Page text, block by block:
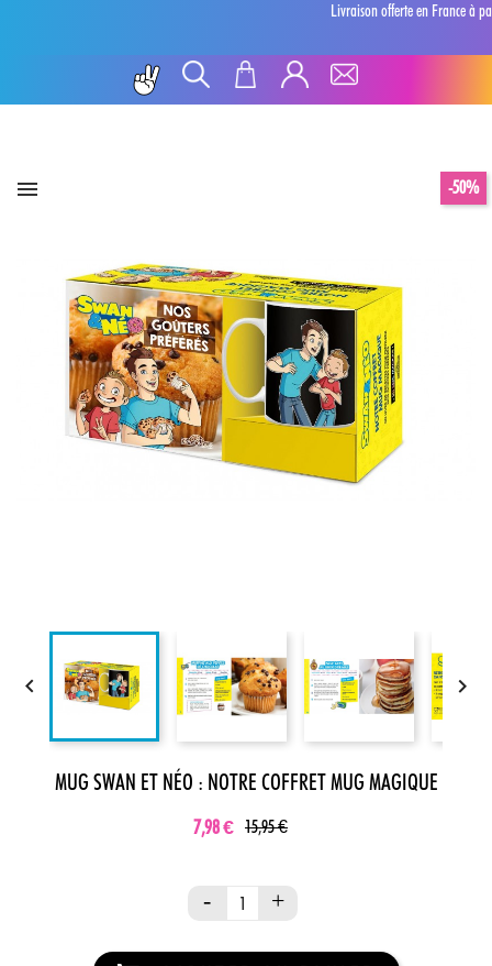
Livraison offerte en France à
-50%
 
MUG SWAN ET NÉO : NOTRE COFFRET MUG MAGIQUE
7,98 € 15,95 €